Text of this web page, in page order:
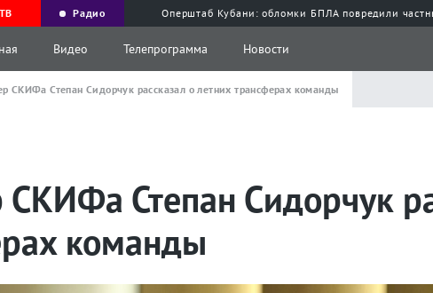
ТВ Радио Оперштаб Кубани: обломки БПЛА повредили
Видео Телепрограмма Новости
СКИФа Степан Сидорчук рассказал о летних трансферах команды
СКИФа Степан Сидорчук
команды